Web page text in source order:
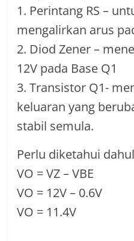
1. Perintang RS –
mengalirkan arus
2. Diod Zener –
12V pada Base Q1
3. Transistor Q1-
keluaran yang
stabil semula.
Perlu diketahui
VO = VZ – VBE
VO = 12V – 0.6V
VO = 11.4V